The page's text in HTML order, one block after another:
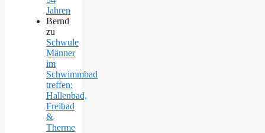
Jahren
Bernd
zu
Schwule
Männer
im
Schwimmbad
treffen:
Hallenbad,
Freibad
&
Therme